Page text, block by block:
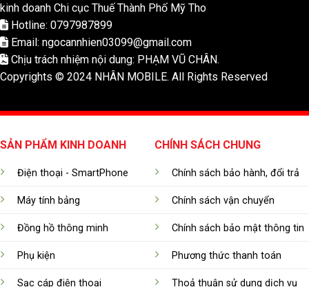
kinh doanh Chi cục Thuế Thành Phố Mỹ Tho
Hotline: 0797987899
Email: ngocannhien03099@gmail.com
Chịu trách nhiệm nội dung: PHẠM VŨ CHÂN.
Copyrights © 2024 NHÂN MOBILE. All Rights Reserved
SẢN PHẨM KINH DOANH
Điện thoại - SmartPhone
Máy tính bảng
Đồng hồ thông minh
Phụ kiện
Sạc cáp điện thoại
CHÍNH SÁCH CHUNG
Chính sách bảo hành, đổi trả
Chính sách vận chuyển
Chính sách bảo mật thông tin
Phương thức thanh toán
Thoả thuận sử dụng dịch vụ